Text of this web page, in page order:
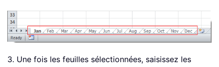
3. Une fois les feuilles sélectionnées, saisissez les